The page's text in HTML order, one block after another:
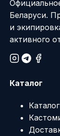
Беларуси.
и
активного
Каталог
Каталог